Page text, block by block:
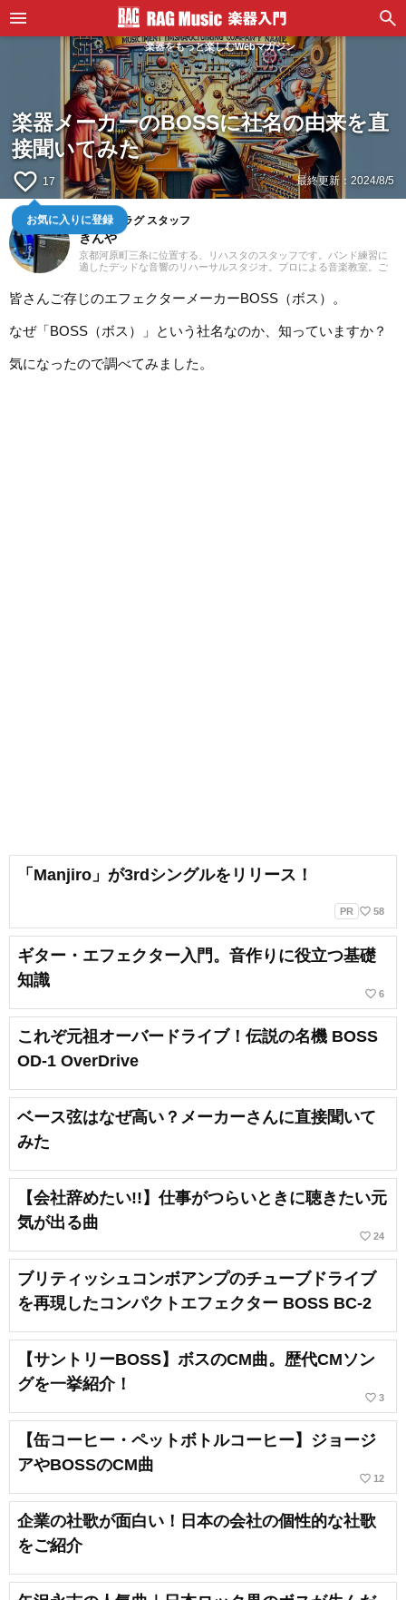
楽器をもっと楽しむWebマガジン
楽器メーカーのBOSSに社名の由来を直
接聞いてみた
favorite_border 17
お気に入りに登録
最終更新： 2024/8/5
スタジオラグ スタッフ
きんや
京都河原町三条に位置する、リハスタのスタッフです。バンド練習に
適したデッドな音響のリハーサルスタジオ。プロによる音楽教室。ご
皆さんご存じのエフェクターメーカーBOSS（ボス）。
なぜ「BOSS（ボス）」という社名なのか、知っていますか？
気になったので調べてみました。
「Manjiro」が3rdシングルをリリース！
PR favorite_border 58
ギター・エフェクター入門。音作りに役立つ基礎
知識
favorite_border 6
これぞ元祖オーバードライブ！伝説の名機 BOSS
OD-1 OverDrive
ベース弦はなぜ高い？メーカーさんに直接聞いて
みた
【会社辞めたい!!】仕事がつらいときに聴きたい元
気が出る曲
favorite_border 24
ブリティッシュコンボアンプのチューブドライブ
を再現したコンパクトエフェクター BOSS BC-2
【サントリーBOSS】ボスのCM曲。歴代CMソン
グを一挙紹介！
favorite_border 3
【缶コーヒー・ペットボトルコーヒー】ジョージ
アやBOSSのCM曲
favorite_border 12
企業の社歌が面白い！日本の会社の個性的な社歌
をご紹介